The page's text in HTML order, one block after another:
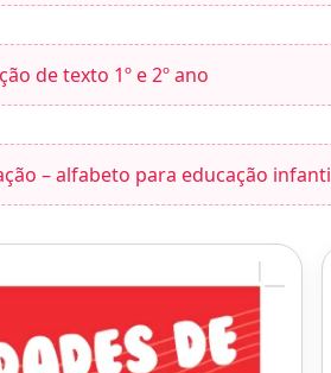
de texto 1º e 2º ano
– alfabeto para educação